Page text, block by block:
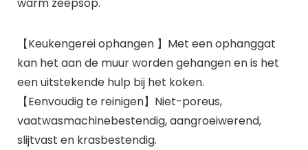
【Keukengerei ophangen 】Met een ophanggat
kan het aan de muur worden gehangen en is het
een uitstekende hulp bij het koken.
【Eenvoudig te reinigen】Niet-poreus,
vaatwasmachinebestendig, aangroeiwerend,
slijtvast en krasbestendig.